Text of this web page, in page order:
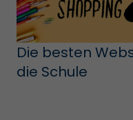
Die besten
die Schule